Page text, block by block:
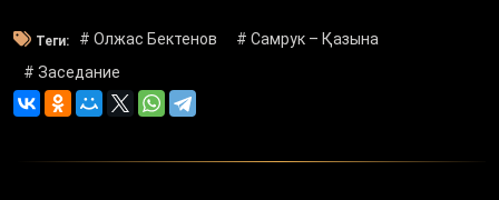
Теги: # Олжас Бектенов
# Самрук – Қазына
# Заседание